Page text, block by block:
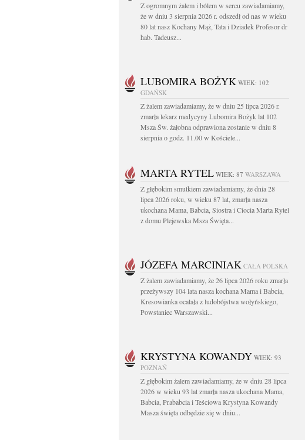
Z ogromnym żalem i bólem w sercu zawiadamiamy,
że w dniu 3 sierpnia 2026 r. odszedł od nas w wieku
80 lat nasz Kochany Mąż, Tata i Dziadek Profesor dr
hab. Tadeusz...
LUBOMIRA BOŻYK WIEK: 102
GDAŃSK
Z żalem zawiadamiamy, że w dniu 25 lipca 2026 r.
zmarła lekarz medycyny Lubomira Bożyk lat 102
Msza Św. żałobna odprawiona zostanie w dniu 8
sierpnia o godz. 11.00 w Kościele...
MARTA RYTEL WIEK: 87 WARSZAWA
Z głębokim smutkiem zawiadamiamy, że dnia 28
lipca 2026 roku, w wieku 87 lat, zmarła nasza
ukochana Mama, Babcia, Siostra i Ciocia Marta Rytel
z domu Plejewska Msza Święta...
JÓZEFA MARCINIAK CAŁA POLSKA
Z żalem zawiadamiamy, że 26 lipca 2026 roku zmarła
przeżywszy 104 lata nasza kochana Mama i Babcia,
Kresowianka ocalała z ludobójstwa wołyńskiego,
Powstaniec Warszawski...
KRYSTYNA KOWANDY WIEK: 93
POZNAŃ
Z głębokim żalem zawiadamiamy, że w dniu 28 lipca
2026 w wieku 93 lat zmarła nasza ukochana Mama,
Babcia, Prababcia i Teściowa Krystyna Kowandy
Masza święta odbędzie się w dniu...